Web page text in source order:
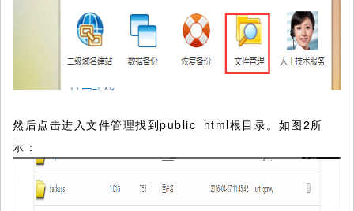
然后点击进入文件管理找到public_html根目录。如图2所
示：